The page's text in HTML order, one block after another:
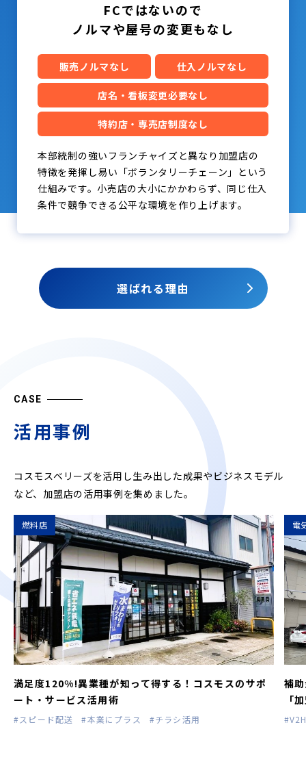
FCではないので
ノルマや屋号の変更もなし
販売ノルマなし 仕入ノルマなし
店名・看板変更必要なし
特約店・専売店制度なし
本部統制の強いフランチャイズと異なり加盟店の
特徴を発揮し易い「ボランタリーチェーン」という
仕組みです。小売店の大小にかかわらず、同じ仕入
条件で競争できる公平な環境を作り上げます。
選ばれる理由
CASE
活用事例
コスモスベリーズを活用し生み出した成果やビジネスモデル
など、 加盟店の活用事例を集めました。
燃料店
満足度120%!異業種が知って得する！コスモスのサポ
ート・サービス活用術
#スピード配送 #本業にプラス #チラシ活用
電
補
「